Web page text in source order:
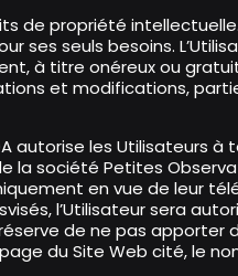
propriété
ses seuls besoins.
à titre onéreux ou
et modifications,
autorise les Utilisateurs
la société Petites
en vue de leur
l’Utilisateur sera
de ne pas
du Site Web cité, le